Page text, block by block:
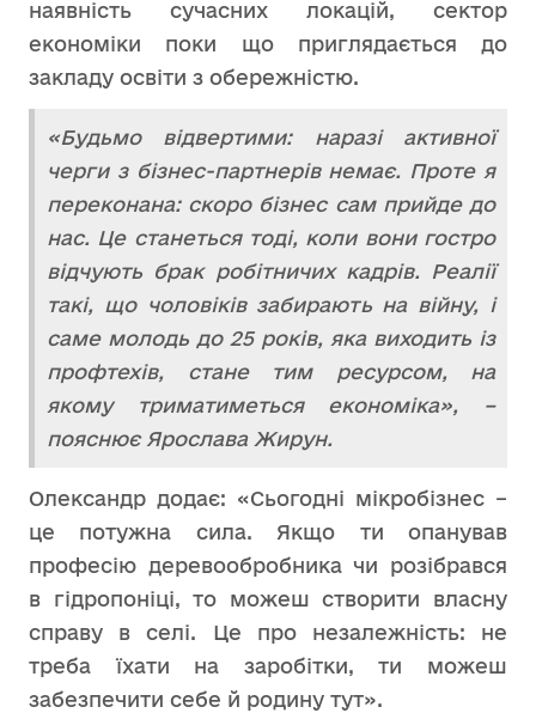
наявність сучасних локацій, сектор
економіки поки що приглядається до
закладу освіти з обережністю.
«Будьмо відвертими: наразі активної
черги з бізнес-партнерів немає. Проте я
переконана: скоро бізнес сам прийде до
нас. Це станеться тоді, коли вони гостро
відчують брак робітничих кадрів. Реалії
такі, що чоловіків забирають на війну, і
саме молодь до 25 років, яка виходить із
профтехів, стане тим ресурсом, на
якому триматиметься економіка», –
пояснює Ярослава Жирун.
Олександр додає: «Сьогодні мікробізнес –
це потужна сила. Якщо ти опанував
професію деревообробника чи розібрався
в гідропоніці, то можеш створити власну
справу в селі. Це про незалежність: не
треба їхати на заробітки, ти можеш
забезпечити себе й родину тут».